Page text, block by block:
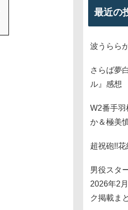
最近の
波うらら
さらば夢
ル』感想
W2番手羽
か＆極美
超祝砲!!
男役スタ
2026年2
ク掲載ま